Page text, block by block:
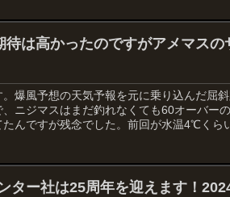
待は高かったのですがアメマスの
爆風予想の天気予報を元に乗り込んだ屈
ニジマスはまだ釣れなくても60オーバー
んですが残念でした。前回が水温4℃くら
ター社は25周年を迎えます！